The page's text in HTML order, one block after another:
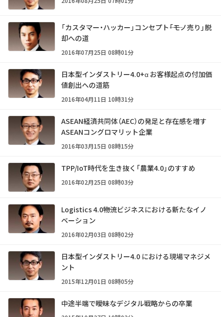
「カスタマー・ハッカー」コンセプト――「モノ売り」脱
却への道
2016年07月25日 08時01分
日本型インダストリー4.0+α お客様起点の付加価
値創出への道筋
2016年04月11日 10時31分
ASEAN経済共同体（AEC）の発足と存在感を増す
ASEANコングロマリット企業
2016年03月15日 08時15分
TPP/IoT時代を生き抜く「農業4.0」のすすめ
2016年02月25日 08時03分
Logistics 4.0――物流ビジネスにおける新たなイノ
ベーション
2016年02月03日 08時02分
日本型インダストリー4.0 における現場マネジメ
ント
2015年12月01日 08時05分
中途半端で曖昧なデジタル戦略からの卒業